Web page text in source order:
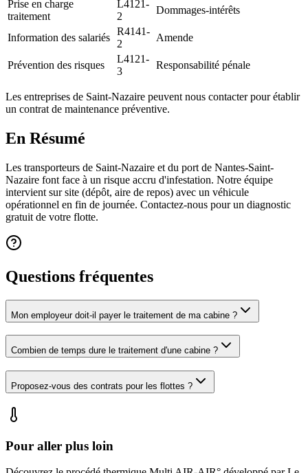
Prise en charge
traitement
L4121-
2
Dommages-intérêts
Information des salariés
R4141-
2
Amende
Prévention des risques
L4121-
3
Responsabilité pénale
Les entreprises de Saint-Nazaire peuvent nous contacter pour établir
un contrat de maintenance préventive.
En Résumé
Les transporteurs de Saint-Nazaire et du port de Nantes-Saint-
Nazaire font face à un risque accru d'infestation. Notre équipe
intervient sur site (dépôt, aire de repos) avec un véhicule
opérationnel en fin de journée. Contactez-nous pour un diagnostic
gratuit de votre flotte.
Questions fréquentes
Mon employeur doit-il payer le traitement de ma cabine ?
Combien de temps dure le traitement d'une cabine ?
Proposez-vous des contrats pour les flottes ?
Pour aller plus loin